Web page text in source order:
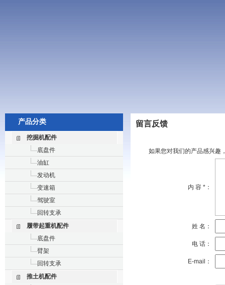
产品分类
挖掘机配件
底盘件
油缸
发动机
变速箱
驾驶室
回转支承
履带起重机配件
底盘件
臂架
回转支承
推土机配件
留言反馈
如果您对我们的产品感兴趣
内 容 *：
姓 名：
电 话：
E-mail：